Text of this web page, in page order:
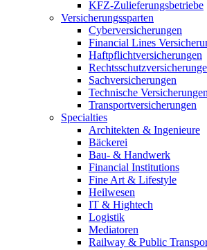
KFZ-Zulieferungsbetriebe
Versicherungssparten
Cyberversicherungen
Financial Lines
Haftpflichtversicherungen
Sachversicherungen
Technische Versicherungen
Transportversicherungen
Specialties
Architekten & Ingenieure
Bäckerei
Bau- & Handwerk
Financial Institutions
Fine Art & Lifestyle
Heilwesen
IT & Hightech
Logistik
Mediatoren
Railway & Public